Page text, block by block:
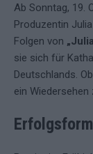
Ab Sonntag, 19.
Produzentin
Folgen von
sie sich für
Deutschlands.
ein